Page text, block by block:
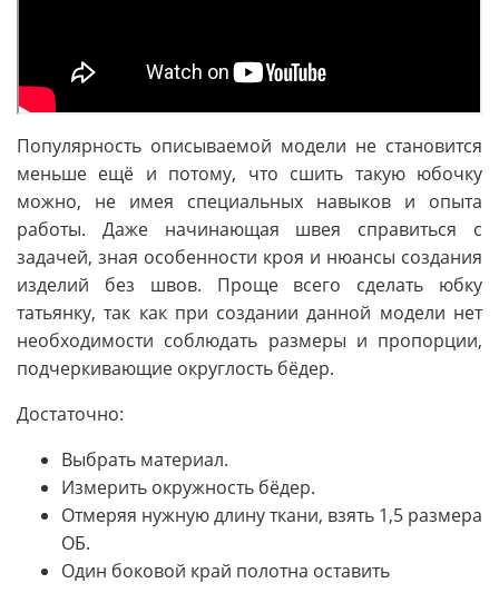
Популярность описываемой модели не становится
меньше ещё и потому, что сшить такую юбочку
можно, не имея специальных навыков и опыта
работы. Даже начинающая швея справиться с
задачей, зная особенности кроя и нюансы создания
изделий без швов. Проще всего сделать юбку
татьянку, так как при создании данной модели нет
необходимости соблюдать размеры и пропорции,
подчеркивающие округлость бёдер.
Достаточно:
Выбрать материал.
Измерить окружность бёдер.
Отмеряя нужную длину ткани, взять 1,5 размера
ОБ.
Один боковой край полотна оставить